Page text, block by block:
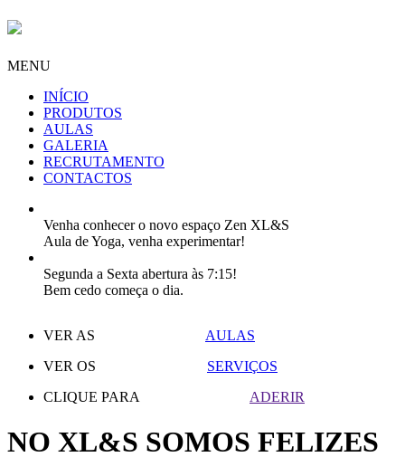
MENU
INÍCIO
PRODUTOS
AULAS
GALERIA
RECRUTAMENTO
CONTACTOS
Venha conhecer o novo espaço Zen XL&S
Aula de Yoga, venha experimentar!
Segunda a Sexta abertura às 7:15!
Bem cedo começa o dia.
VER AS
AULAS
VER OS
SERVIÇOS
CLIQUE PARA
ADERIR
NO XL&S SOMOS FELIZES